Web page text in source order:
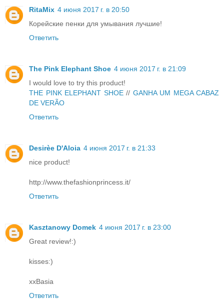
RitaMix 4 июня 2017 г. в 20:50
Корейские пенки для умывания лучшие!
Ответить
The Pink Elephant Shoe 4 июня 2017 г. в 21:09
I would love to try this product!
THE PINK ELEPHANT SHOE// GANHA UM MEGA CABAZ
DE VERÃO
Ответить
Desirèe D'Aloia 4 июня 2017 г. в 21:33
nice product!
http://www.thefashionprincess.it/
Ответить
Kasztanowy Domek 4 июня 2017 г. в 23:00
Great review!:)
kisses:)
xxBasia
Ответить